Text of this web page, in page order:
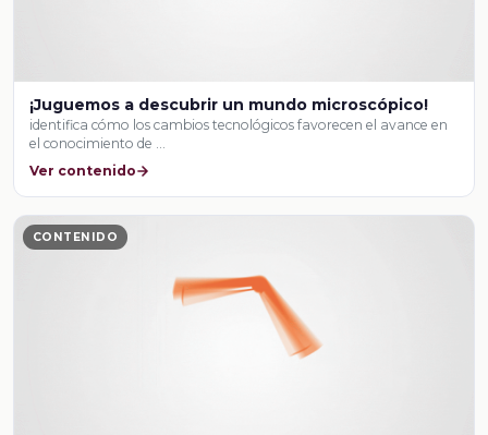
¡Juguemos a descubrir un mundo microscópico!
identifica cómo los cambios tecnológicos favorecen el avance en
el conocimiento de …
Ver contenido
CONTENIDO